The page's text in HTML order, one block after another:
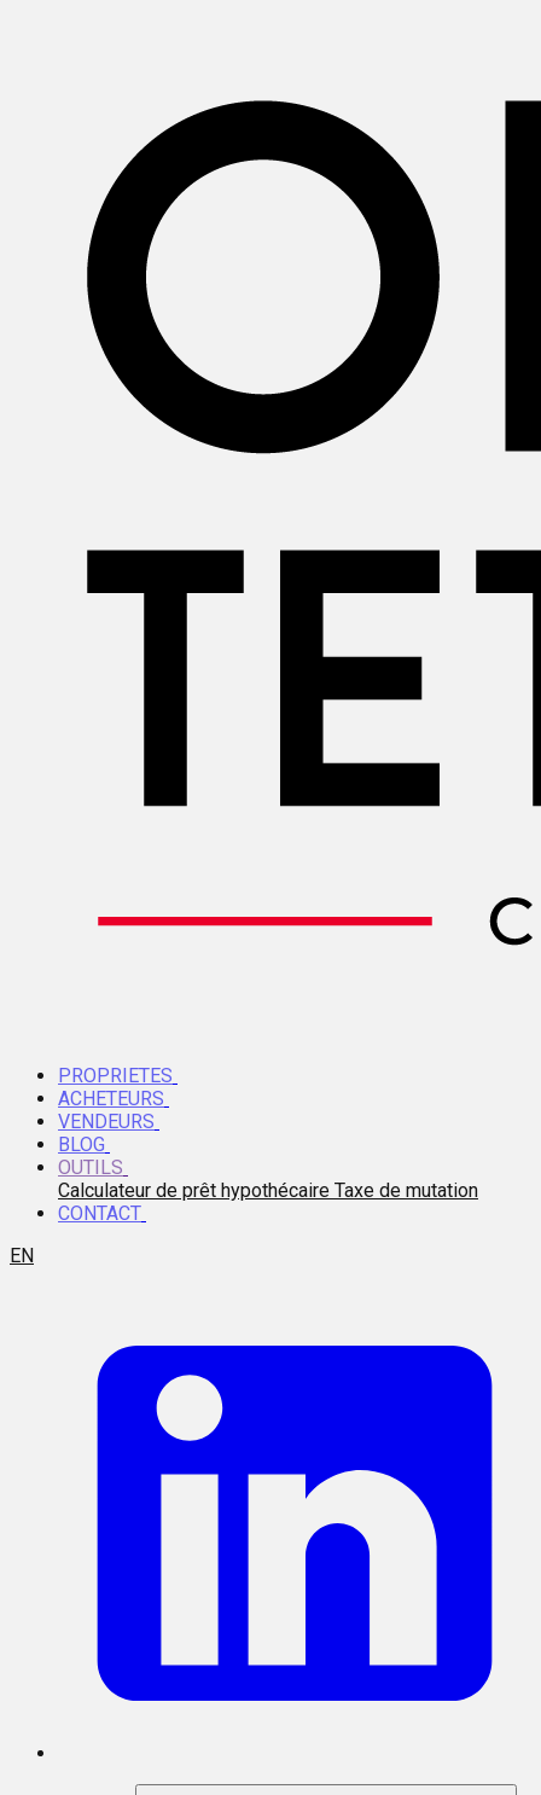
PROPRIETES
ACHETEURS
VENDEURS
BLOG
OUTILS
Calculateur de prêt hypothécaire Taxe de mutation
CONTACT
EN